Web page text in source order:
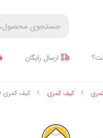
ارسال رایگان
کیف کمری کیف کمری Ai one مدل 6012 ( قابل تبدیل به کوله )